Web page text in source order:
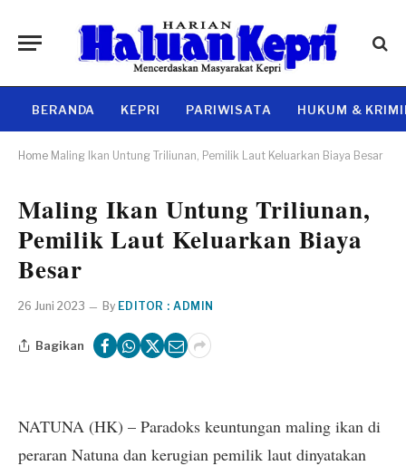
BERANDA KEPRI PARIWISATA HUKUM &
Home Maling Ikan Untung Triliunan, Pemilik Laut Keluarkan Biaya Besar
Maling Ikan Untung Triliunan,
Pemilik Laut Keluarkan Biaya
Besar
26 Juni 2023 By EDITOR : ADMIN
Bagikan
NATUNA (HK) – Paradoks keuntungan maling ikan di
peraran Natuna dan kerugian pemilik laut dinyatakan